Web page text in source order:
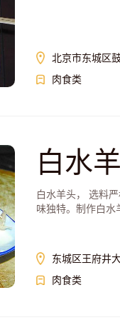
北京市东城区
肉食类
白水
白水羊头， 选料
味独特。制作白水
东城区王府井
肉食类